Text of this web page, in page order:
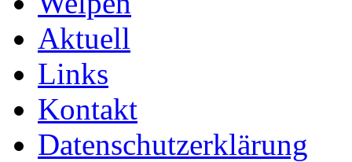
Aktuell
Links
Kontakt
Datenschutzerklärung